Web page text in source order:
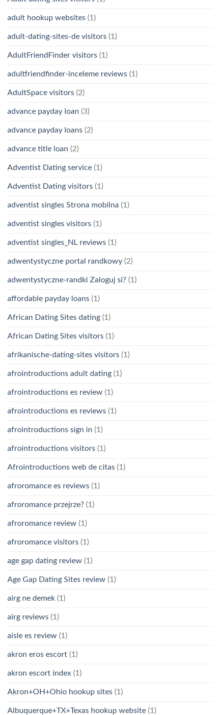
adult hookup websites (1)
adult-dating-sites-de visitors (1)
AdultFriendFinder visitors (1)
adultfriendfinder-inceleme reviews (1)
AdultSpace visitors (2)
advance payday loan (3)
advance payday loans (2)
advance title loan (2)
Adventist Dating service (1)
Adventist Dating visitors (1)
adventist singles Strona mobilna (1)
adventist singles visitors (1)
adventist singles_NL reviews (1)
adwentystyczne portal randkowy (2)
adwentystyczne-randki Zaloguj si? (1)
affordable payday loans (1)
African Dating Sites dating (1)
African Dating Sites visitors (1)
afrikanische-dating-sites visitors (1)
afrointroductions adult dating (1)
afrointroductions es review (1)
afrointroductions es reviews (1)
afrointroductions sign in (1)
afrointroductions visitors (1)
Afrointroductions web de citas (1)
afroromance es reviews (1)
afroromance przejrze? (1)
afroromance review (1)
afroromance visitors (1)
age gap dating review (1)
Age Gap Dating Sites review (1)
airg ne demek (1)
airg reviews (1)
aisle es review (1)
akron eros escort (1)
akron escort index (1)
Akron+OH+Ohio hookup sites (1)
Albuquerque+TX+Texas hookup website (1)